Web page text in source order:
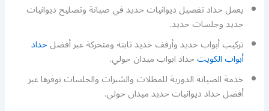
يعمل حداد تفصيل ديوانيات حديد في صيانة وتصليح ديوانيات
حديد وجلسات حديد.
تركيب أبواب حديد وأرفف حديد ثابتة ومتحركة عبر أفضلحداد
أبواب الكويتحداد ابواب ميدان حولي.
خدمة الصيانة الدورية للمظلات والشبرات والجلسات نوفرها عبر
أفضل حداد ديوانيات حديد ميدان حولي.